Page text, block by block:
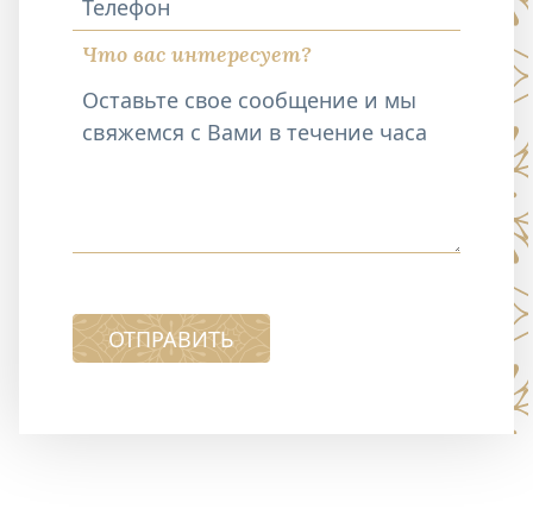
Телефон
Что вас интересует?
ОТПРАВИТЬ